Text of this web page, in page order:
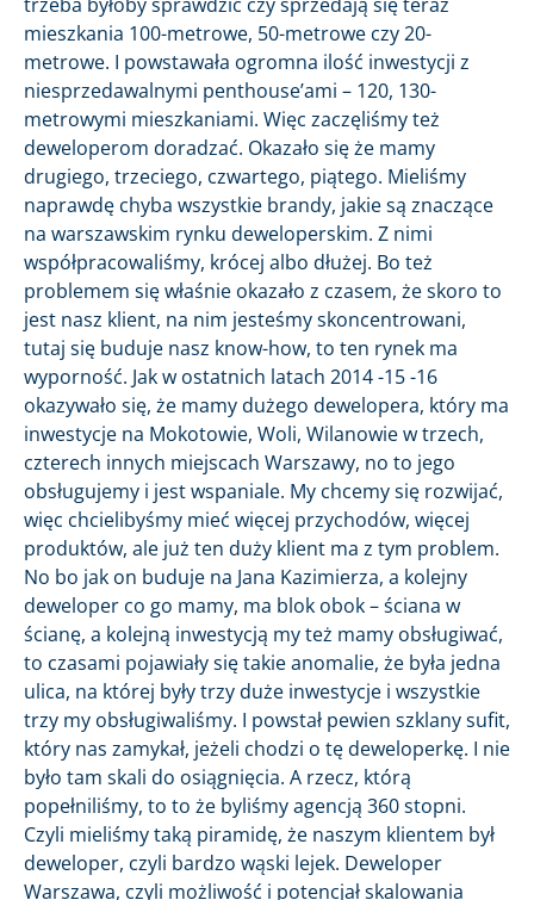
mieszkania 100-metrowe, 50-metrowe czy 20-
metrowe. I powstawała ogromna ilość inwestycji z
niesprzedawalnymi penthouse’ami – 120, 130-
metrowymi mieszkaniami. Więc zaczęliśmy też
deweloperom doradzać. Okazało się że mamy
drugiego, trzeciego, czwartego, piątego. Mieliśmy
naprawdę chyba wszystkie brandy, jakie są znaczące
na warszawskim rynku deweloperskim. Z nimi
współpracowaliśmy, krócej albo dłużej. Bo też
problemem się właśnie okazało z czasem, że skoro to
jest nasz klient, na nim jesteśmy skoncentrowani,
tutaj się buduje nasz know-how, to ten rynek ma
wyporność. Jak w ostatnich latach 2014 -15 -16
okazywało się, że mamy dużego dewelopera, który ma
inwestycje na Mokotowie, Woli, Wilanowie w trzech,
czterech innych miejscach Warszawy, no to jego
obsługujemy i jest wspaniale. My chcemy się rozwijać,
więc chcielibyśmy mieć więcej przychodów, więcej
produktów, ale już ten duży klient ma z tym problem.
No bo jak on buduje na Jana Kazimierza, a kolejny
deweloper co go mamy, ma blok obok – ściana w
ścianę, a kolejną inwestycją my też mamy obsługiwać,
to czasami pojawiały się takie anomalie, że była jedna
ulica, na której były trzy duże inwestycje i wszystkie
trzy my obsługiwaliśmy. I powstał pewien szklany sufit,
który nas zamykał, jeżeli chodzi o tę deweloperkę. I nie
było tam skali do osiągnięcia. A rzecz, którą
popełniliśmy, to to że byliśmy agencją 360 stopni.
Czyli mieliśmy taką piramidę, że naszym klientem był
deweloper, czyli bardzo wąski lejek. Deweloper
Warszawa, czyli możliwość i potencjał skalowania